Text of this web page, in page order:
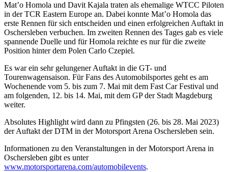
Mat’o Homola und Davit Kajala traten als ehemalige WTCC Piloten
in der TCR Eastern Europe an. Dabei konnte Mat’o Homola das
erste Rennen für sich entscheiden und einen erfolgreichen Auftakt in
Oschersleben verbuchen. Im zweiten Rennen des Tages gab es viele
spannende Duelle und für Homola reichte es nur für die zweite
Position hinter dem Polen Carlo Czepiel.
Es war ein sehr gelungener Auftakt in die GT- und
Tourenwagensaison. Für Fans des Automobilsportes geht es am
Wochenende vom 5. bis zum 7. Mai mit dem Fast Car Festival und
am folgenden, 12. bis 14. Mai, mit dem GP der Stadt Magdeburg
weiter.
Absolutes Highlight wird dann zu Pfingsten (26. bis 28. Mai 2023)
der Auftakt der DTM in der Motorsport Arena Oschersleben sein.
Informationen zu den Veranstaltungen in der Motorsport Arena in
Oschersleben gibt es unter
www.motorsportarena.com/automobilevents.